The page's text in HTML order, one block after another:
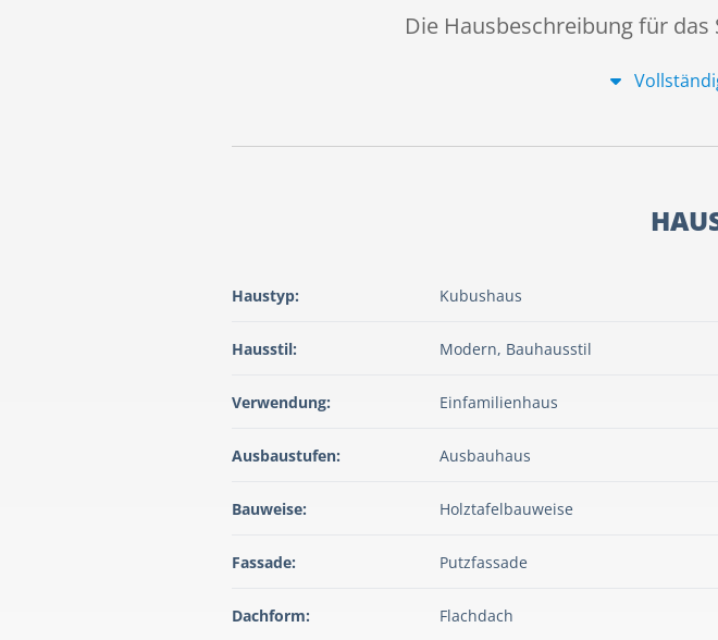
Die Hausbeschreibung für das
Haustyp: Kubushaus
Hausstil: Modern, Bauhausstil
Verwendung: Einfamilienhaus
Ausbaustufen: Ausbauhaus
Bauweise: Holztafelbauweise
Fassade: Putzfassade
Dachform: Flachdach